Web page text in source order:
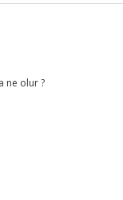
ne olur ?